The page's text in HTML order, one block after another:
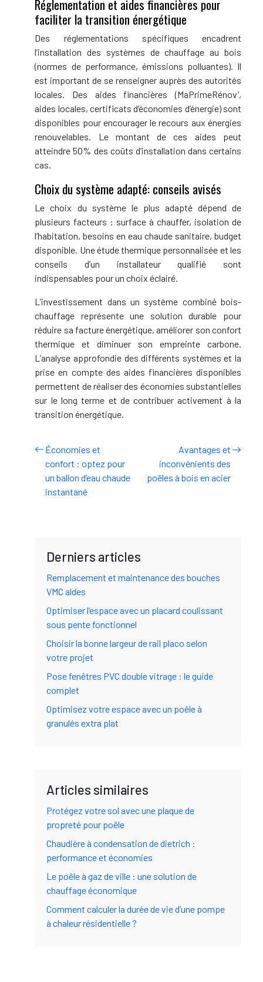
Réglementation et aides financières pour
faciliter la transition énergétique
Des réglementations spécifiques encadrent
l’installation des systèmes de chauffage au bois
(normes de performance, émissions polluantes). Il
est important de se renseigner auprès des autorités
locales. Des aides financières (MaPrimeRénov’,
aides locales, certificats d’économies d’énergie) sont
disponibles pour encourager le recours aux énergies
renouvelables. Le montant de ces aides peut
atteindre 50% des coûts d’installation dans certains
cas.
Choix du système adapté: conseils avisés
Le choix du système le plus adapté dépend de
plusieurs facteurs : surface à chauffer, isolation de
l’habitation, besoins en eau chaude sanitaire, budget
disponible. Une étude thermique personnalisée et les
conseils d’un installateur qualifié sont
indispensables pour un choix éclairé.
L’investissement dans un système combiné bois-
chauffage représente une solution durable pour
réduire sa facture énergétique, améliorer son confort
thermique et diminuer son empreinte carbone.
L’analyse approfondie des différents systèmes et la
prise en compte des aides financières disponibles
permettent de réaliser des économies substantielles
sur le long terme et de contribuer activement à la
transition énergétique.
Économies et
confort : optez pour
un ballon d’eau chaude
instantané
Avantages et
inconvénients des
poêles à bois en acier
Derniers articles
Remplacement et maintenance des bouches
VMC aldes
Optimiser l’espace avec un placard coulissant
sous pente fonctionnel
Choisir la bonne largeur de rail placo selon
votre projet
Pose fenêtres PVC double vitrage : le guide
complet
Optimisez votre espace avec un poêle à
granulés extra plat
Articles similaires
Protégez votre sol avec une plaque de
propreté pour poêle
Chaudière à condensation de dietrich :
performance et économies
Le poêle à gaz de ville : une solution de
chauffage économique
Comment calculer la durée de vie d’une pompe
à chaleur résidentielle ?